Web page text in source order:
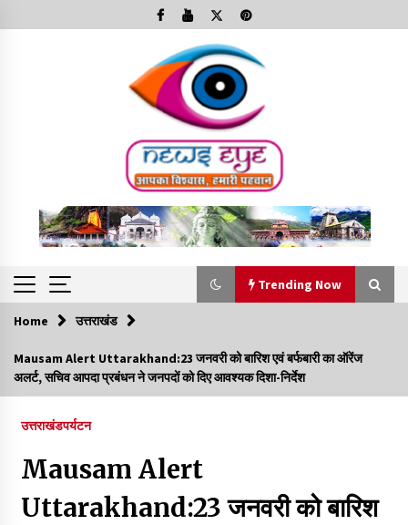
to
Trending Now
Trending Now
Minorities Rights Day : विश्व अल्पसंख्यक अधिकार दिवस
कार्यक्रम में शामिल हुए सीएम,आधुनिक मदरसों का नाम अब्दुल कलाम के नाम
Thought Of The Day 7 September
September 7, 2023
Home उत्तराखंड
Mausam Alert Uttarakhand:23 जनवरी को बारिश एवं बर्फबारी का ऑरेंज
अलर्ट, सचिव आपदा प्रबंधन ने जनपदों को दिए आवश्यक दिशा-निर्देश
उत्तराखंडपर्यटन
Mausam Alert
Uttarakhand:23 जनवरी को बारिश